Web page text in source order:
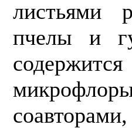
листьями
пчелы и